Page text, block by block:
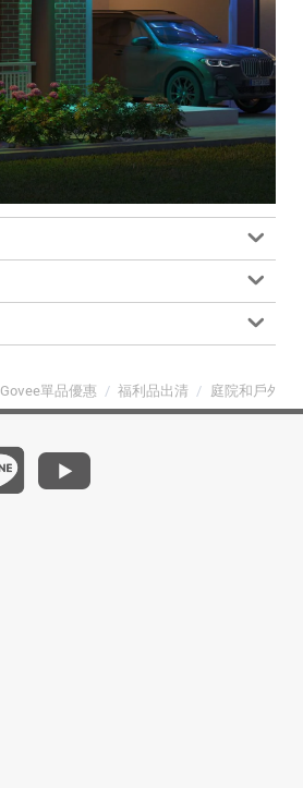
Govee單品優惠 / 福利品出清 / 庭院和戶外防